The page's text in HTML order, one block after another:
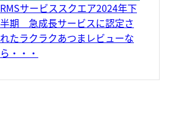
RMSサービススクエア2024年下
半期 急成長サービスに認定さ
れたラクラクあつまレビューな
ら・・・